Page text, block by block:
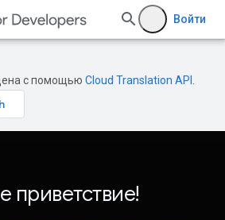
Войти
с помощью Cloud Translation API
приветствие!